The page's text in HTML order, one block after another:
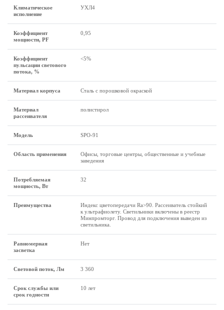
Климатическое
исполнение
УХЛ4
Коэффициент
мощности, PF
0,95
Коэффициент
пульсации светового
потока, %
<5%
Материал корпуса Сталь с порошковой окраской
Материал
рассеивателя
полистирол
Модель SPO-91
Область применения
Офисы, торговые центры, общественные и учебные
заведения
Потребляемая
мощность, Вт
32
Преимущества
Индекс цветопередачи Ra>90. Рассеиватель стойкий
к ультрафиолету. Светильники включены в реестр
Минпромторг. Провод для подключения выведен из
светильника.
Равномерная
засветка
Нет
Световой поток, Лм 3 360
Срок службы или
срок годности
10 лет